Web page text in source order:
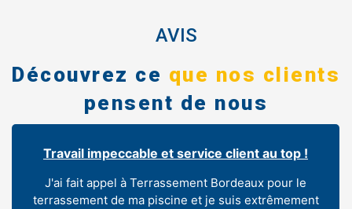
AVIS
Découvrez ce que nos clients
pensent de nous
Travail impeccable et service client au top !
J'ai fait appel à Terrassement Bordeaux pour le
terrassement de ma piscine et je suis extrêmement